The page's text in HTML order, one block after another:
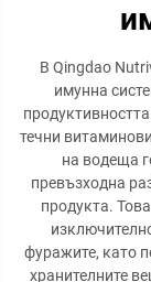
В Qingdao
имунна
течни
на водеща
превъзходна
продукта.
фуражите, като
хранителните